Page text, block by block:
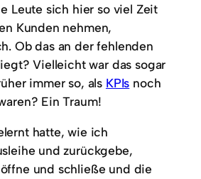
Leute sich hier so viel Zeit
Kunden nehmen,
Ob das an der fehlenden
Vielleicht war das sogar
immer so, als KPIs noch
Ein Traum!
hatte, wie ich
und zurückgebe,
und schließe und die